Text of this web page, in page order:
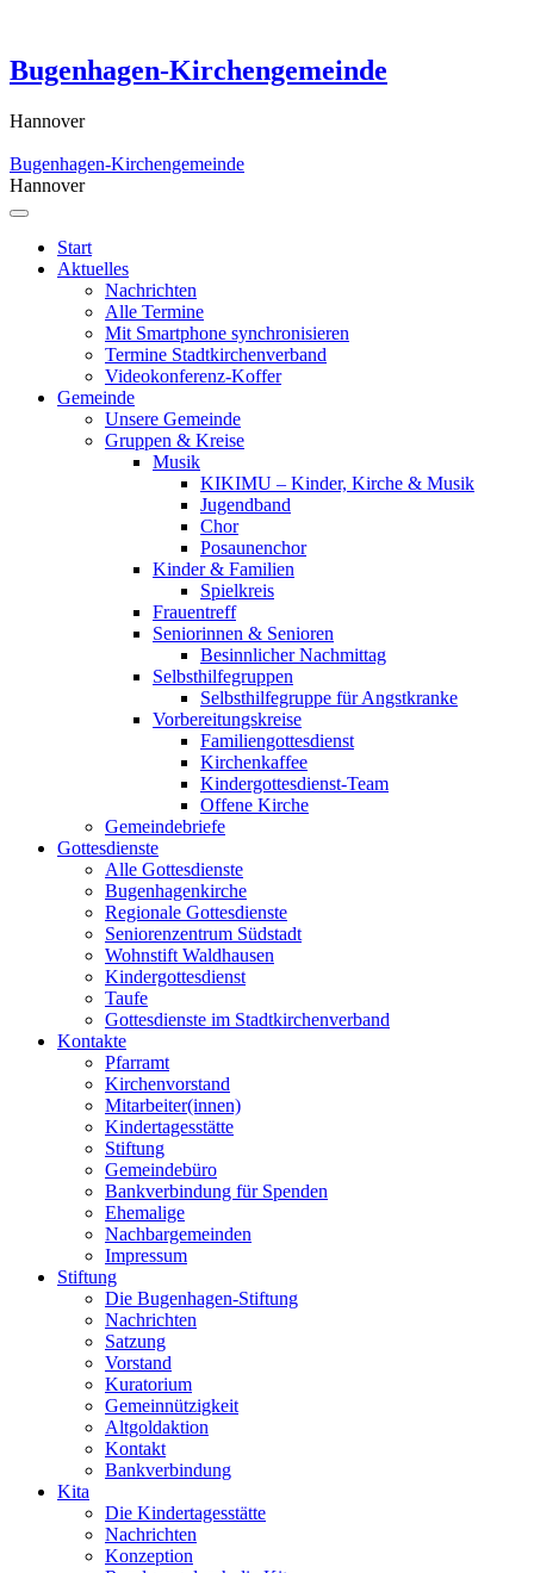
content
Bugenhagen-Kirchengemeinde
Hannover
Bugenhagen-Kirchengemeinde
Hannover
Start
Aktuelles
Nachrichten
Alle Termine
Mit Smartphone synchronisieren
Termine Stadtkirchenverband
Videokonferenz-Koffer
Gemeinde
Unsere Gemeinde
Gruppen & Kreise
Musik
KIKIMU – Kinder, Kirche & Musik
Jugendband
Chor
Posaunenchor
Kinder & Familien
Spielkreis
Frauentreff
Seniorinnen & Senioren
Besinnlicher Nachmittag
Selbsthilfegruppen
Selbsthilfegruppe für Angstkranke
Vorbereitungskreise
Familiengottesdienst
Kirchenkaffee
Kindergottesdienst-Team
Offene Kirche
Gemeindebriefe
Gottesdienste
Alle Gottesdienste
Bugenhagenkirche
Regionale Gottesdienste
Seniorenzentrum Südstadt
Wohnstift Waldhausen
Kindergottesdienst
Taufe
Gottesdienste im Stadtkirchenverband
Kontakte
Pfarramt
Kirchenvorstand
Mitarbeiter(innen)
Kindertagesstätte
Stiftung
Gemeindebüro
Bankverbindung für Spenden
Ehemalige
Nachbargemeinden
Impressum
Stiftung
Die Bugenhagen-Stiftung
Nachrichten
Satzung
Vorstand
Kuratorium
Gemeinnützigkeit
Altgoldaktion
Kontakt
Bankverbindung
Kita
Die Kindertagesstätte
Nachrichten
Konzeption